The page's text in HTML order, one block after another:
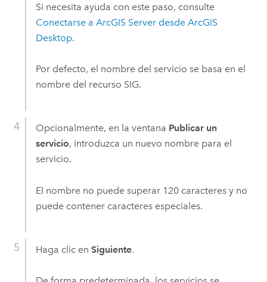
Si necesita ayuda con este paso, consulte
Conectarse a ArcGIS Serverdesde ArcGIS
Desktop.
Por defecto, el nombre del servicio se basa en el
nombre del recurso SIG.
Opcionalmente, en la ventana Publicar un
servicio, introduzca un nuevo nombre para el
servicio.
El nombre no puede superar 120 caracteres y no
puede contener caracteres especiales.
Haga clic en Siguiente.